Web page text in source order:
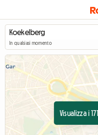
In qualsiasi momento
Visualizza i